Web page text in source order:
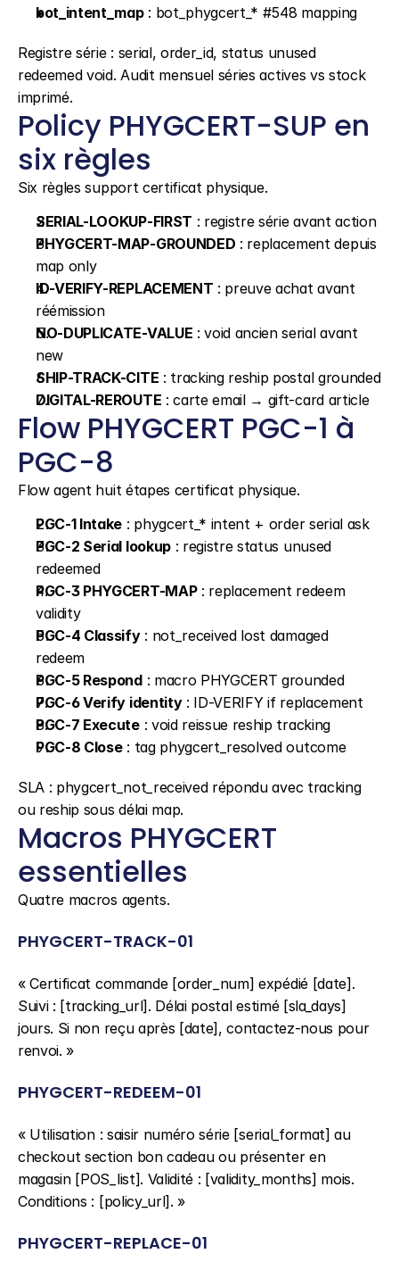
bot_intent_map : bot_phygcert_* #548 mapping
Registre série : serial, order_id, status unused
redeemed void. Audit mensuel séries actives vs stock
imprimé.
Policy PHYGCERT-SUP en
six règles
Six règles support certificat physique.
SERIAL-LOOKUP-FIRST : registre série avant action
PHYGCERT-MAP-GROUNDED : replacement depuis
map only
ID-VERIFY-REPLACEMENT : preuve achat avant
réémission
NO-DUPLICATE-VALUE : void ancien serial avant
new
SHIP-TRACK-CITE : tracking reship postal grounded
DIGITAL-REROUTE : carte email → gift-card article
Flow PHYGCERT PGC-1 à
PGC-8
Flow agent huit étapes certificat physique.
PGC-1 Intake : phygcert_* intent + order serial ask
PGC-2 Serial lookup : registre status unused
redeemed
PGC-3 PHYGCERT-MAP : replacement redeem
validity
PGC-4 Classify : not_received lost damaged
redeem
PGC-5 Respond : macro PHYGCERT grounded
PGC-6 Verify identity : ID-VERIFY if replacement
PGC-7 Execute : void reissue reship tracking
PGC-8 Close : tag phygcert_resolved outcome
SLA : phygcert_not_received répondu avec tracking
ou reship sous délai map.
Macros PHYGCERT
essentielles
Quatre macros agents.
PHYGCERT-TRACK-01
« Certificat commande [order_num] expédié [date].
Suivi : [tracking_url]. Délai postal estimé [sla_days]
jours. Si non reçu après [date], contactez-nous pour
renvoi. »
PHYGCERT-REDEEM-01
« Utilisation : saisir numéro série [serial_format] au
checkout section bon cadeau ou présenter en
magasin [POS_list]. Validité : [validity_months] mois.
Conditions : [policy_url]. »
PHYGCERT-REPLACE-01